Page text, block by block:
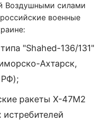
Воздушными силами
военные
"Shahed-136/131"
Ахтарск,
РФ);
ракеты Х-47М2